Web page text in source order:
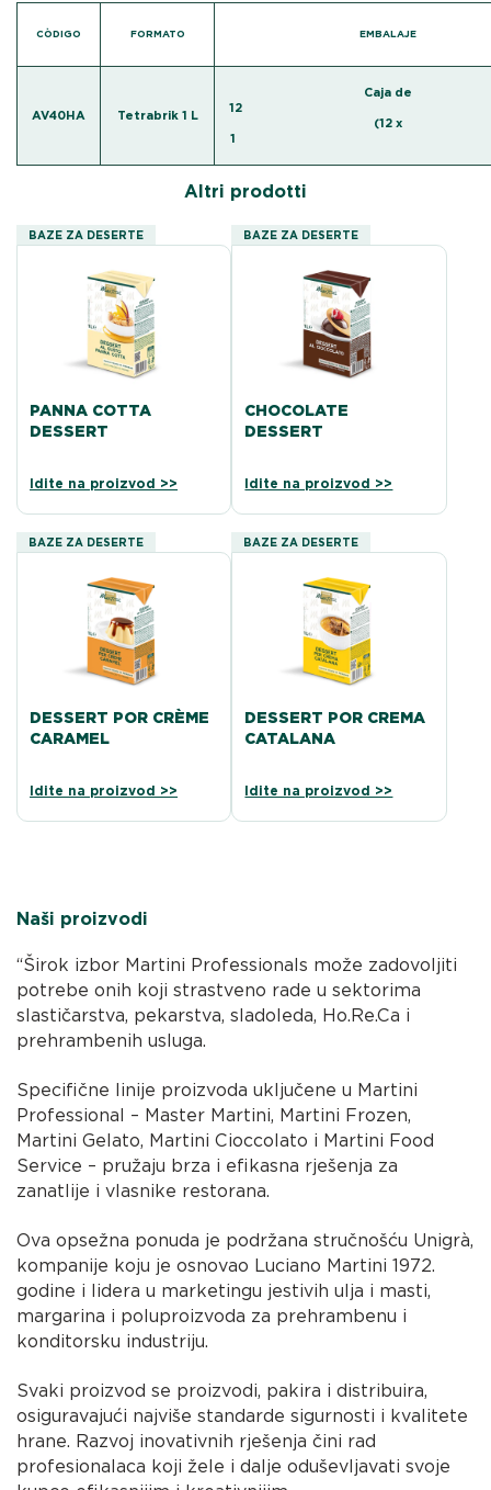
CÒDIGO FORMATO
AV40HA Tetrabrik 1 L
EMBALAJE
Caja de
12
(12 x
1
Altri prodotti
BAZE ZA DESERTE
PANNA COTTA
DESSERT
Idite na proizvod >>
BAZE ZA DESERTE
CHOCOLATE
DESSERT
Idite na proizvod >>
BAZE ZA DESERTE
DESSERT POR CRÈME
CARAMEL
Idite na proizvod >>
BAZE ZA DESERTE
DESSERT POR CREMA
CATALANA
Idite na proizvod >>
Naši proizvodi
“Širok izbor Martini Professionals može zadovoljiti
potrebe onih koji strastveno rade u sektorima
slastičarstva, pekarstva, sladoleda, Ho.Re.Ca i
prehrambenih usluga.
Specifične linije proizvoda uključene u Martini
Professional – Master Martini, Martini Frozen,
Martini Gelato, Martini Cioccolato i Martini Food
Service – pružaju brza i efikasna rješenja za
zanatlije i vlasnike restorana.
Ova opsežna ponuda je podržana stručnošću Unigrà,
kompanije koju je osnovao Luciano Martini 1972.
godine i lidera u marketingu jestivih ulja i masti,
margarina i poluproizvoda za prehrambenu i
konditorsku industriju.
Svaki proizvod se proizvodi, pakira i distribuira,
osiguravajući najviše standarde sigurnosti i kvalitete
hrane. Razvoj inovativnih rješenja čini rad
profesionalaca koji žele i dalje oduševljavati svoje